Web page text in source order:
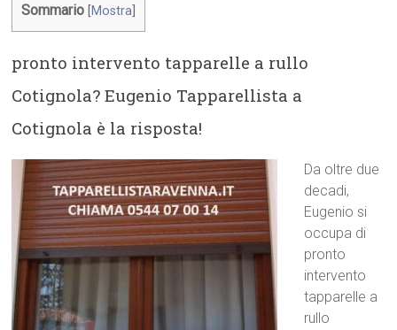
Sommario Mostra
pronto intervento tapparelle a rullo
Cotignola? Eugenio Tapparellista a
Cotignola è la risposta!
Da oltre due
decadi,
Eugenio si
occupa di
pronto
intervento
tapparelle a
rullo